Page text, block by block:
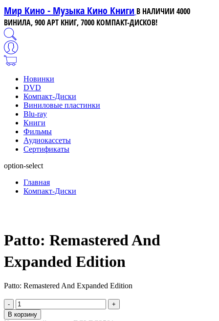
Мир Кино - Музыка Кино Книги В НАЛИЧИИ 4000
ВИНИЛА, 900 АРТ КНИГ, 7000 КОМПАКТ-ДИСКОВ!
Новинки
DVD
Компакт-Диски
Виниловые пластинки
Blu-ray
Книги
Фильмы
Аудиокассеты
Сертификаты
option-select
Главная
Компакт-Диски
Patto: Remastered And
Expanded Edition
Patto: Remastered And Expanded Edition
-
+
В корзину